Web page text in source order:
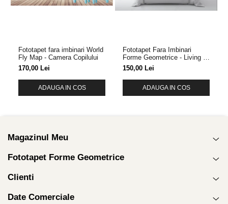
Fototapet fara imbinari World
Fly Map - Camera Copilului
170,00 Lei
ADAUGA IN COS
Fototapet Fara Imbinari
Forme Geometrice - Living &
Dormitor
150,00 Lei
ADAUGA IN COS
Magazinul Meu
Fototapet Forme Geometrice
Clienti
Date Comerciale